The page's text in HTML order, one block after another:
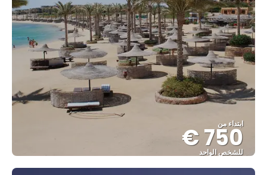
ابتداء من
750 €
للشخص الواحد
شاهد